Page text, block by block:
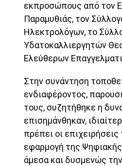
εκπροσώπους από τον
Παραμυθιάς, τον
Ηλεκτρολόγων, το
Υδατοκαλλιεργητών
Ελεύθερων
Στην συνάντηση
ενδιαφέροντος,
τους, συζητήθηκε η
επισημάνθηκαν,
πρέπει οι
εφαρμογή της
άμεσα και δυσμενώς